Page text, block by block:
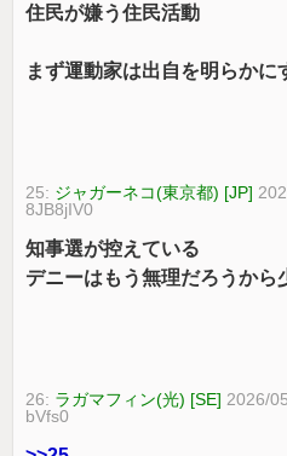
住民が嫌う住民活動
まず運動家は出自を明らかに
25: ジャガーネコ(東京都) [JP]
8JB8jIV0
知事選が控えている
デニーはもう無理だろうから
26: ラガマフィン(光) [SE] 2026/
bVfs0